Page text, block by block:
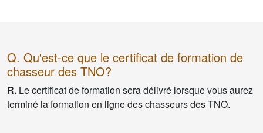
Q. Qu'est-ce que le certificat de formation de
chasseur des TNO?
R. Le certificat de formation sera délivré lorsque vous aurez
terminé la formation en ligne des chasseurs des TNO.